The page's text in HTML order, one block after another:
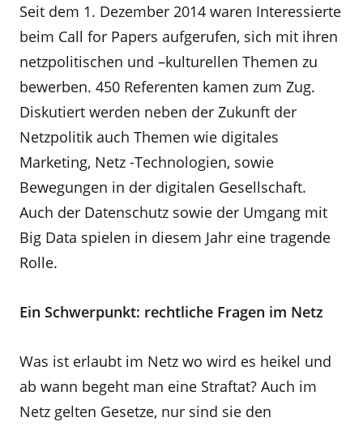
Seit dem 1. Dezember 2014 waren Interessierte
beim Call for Papers aufgerufen, sich mit ihren
netzpolitischen und –kulturellen Themen zu
bewerben. 450 Referenten kamen zum Zug.
Diskutiert werden neben der Zukunft der
Netzpolitik auch Themen wie digitales
Marketing, Netz -Technologien, sowie
Bewegungen in der digitalen Gesellschaft.
Auch der Datenschutz sowie der Umgang mit
Big Data spielen in diesem Jahr eine tragende
Rolle.
Ein Schwerpunkt: rechtliche Fragen im Netz
Was ist erlaubt im Netz wo wird es heikel und
ab wann begeht man eine Straftat? Auch im
Netz gelten Gesetze, nur sind sie den